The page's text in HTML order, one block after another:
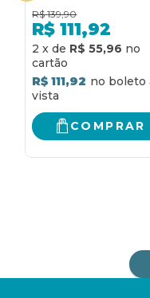
R$ 139,90
R$ 111,92
2 x de R$ 55,96
R$ 111,92
COMPRAR